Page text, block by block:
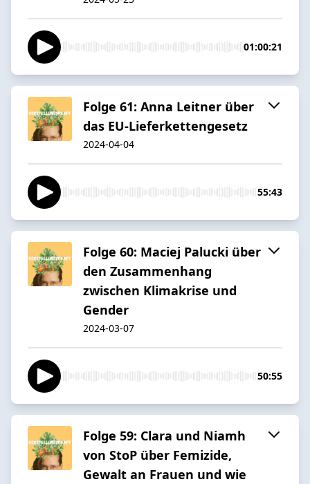
01:00:21
Folge 61: Anna Leitner über
das EU-Lieferkettengesetz
2024-04-04
55:43
Folge 60: Maciej Palucki über
den Zusammenhang
zwischen Klimakrise und
Gender
2024-03-07
50:55
Folge 59: Clara und Niamh
von StoP über Femizide,
Gewalt an Frauen und wie